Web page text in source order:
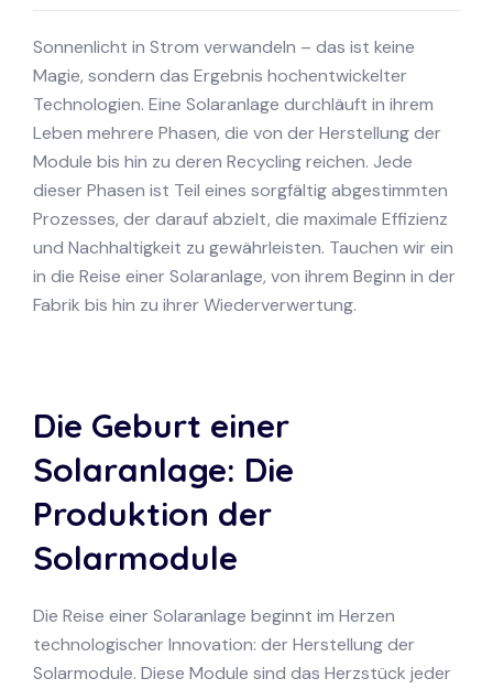
Sonnenlicht in Strom verwandeln – das ist keine
Magie, sondern das Ergebnis hochentwickelter
Technologien. Eine Solaranlage durchläuft in ihrem
Leben mehrere Phasen, die von der Herstellung der
Module bis hin zu deren Recycling reichen. Jede
dieser Phasen ist Teil eines sorgfältig abgestimmten
Prozesses, der darauf abzielt, die maximale Effizienz
und Nachhaltigkeit zu gewährleisten. Tauchen wir ein
in die Reise einer Solaranlage, von ihrem Beginn in der
Fabrik bis hin zu ihrer Wiederverwertung.
Die Geburt einer
Solaranlage: Die
Produktion der
Solarmodule
Die Reise einer Solaranlage beginnt im Herzen
technologischer Innovation: der Herstellung der
Solarmodule. Diese Module sind das Herzstück jeder